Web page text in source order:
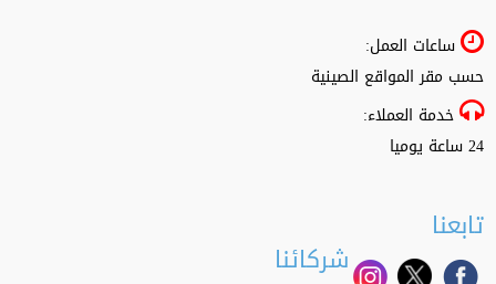
ساعات العمل:
حسب مقر المواقع الصينية
خدمة العملاء:
24 ساعة يوميا
تابعنا
شركائنا